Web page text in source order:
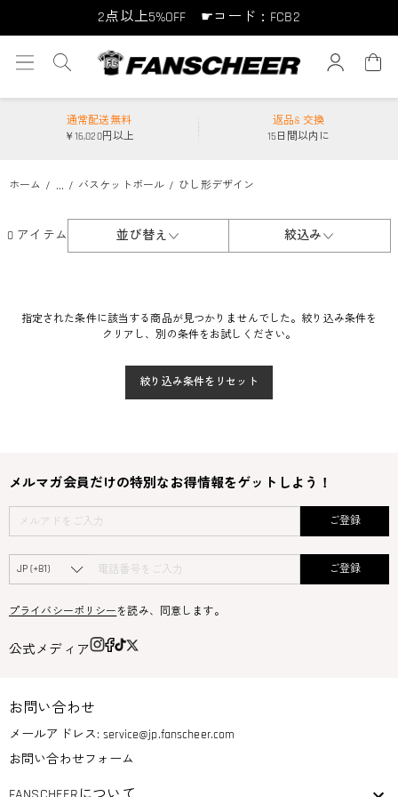
2点以上5%OFF ☛コード：FCB2
10点以上10%OFF ☛コード：FCB10
通常配送無料
￥16,020円以上
返品& 交換
15日間以内に
ホーム ... バスケットボール ひし形デザイン
0 アイテム 並び替え 絞込み
指定された条件に該当する商品が見つかりませんでした。絞り込み条件を
クリアし、別の条件をお試しください。
絞り込み条件をリセット
メルマガ会員だけの特別なお得情報をゲットしよう！
ご登録
ご登録
プライバシーポリシー を読み、同意します。
公式メディア
お問い合わせ
メールアドレス:service@jp.fanscheer.com
お問い合わせフォーム